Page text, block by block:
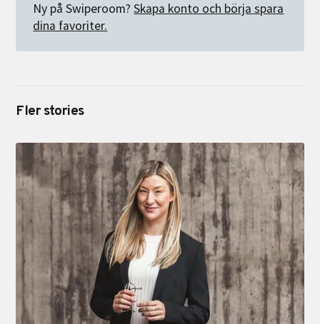
Ny på Swiperoom?Skapa konto och börja spara
dina favoriter.
Fler stories